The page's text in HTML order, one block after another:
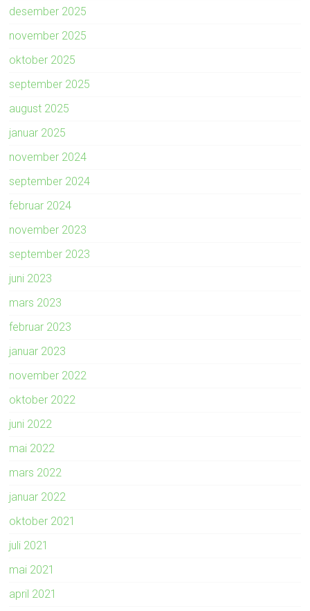
desember 2025
november 2025
oktober 2025
september 2025
august 2025
januar 2025
november 2024
september 2024
februar 2024
november 2023
september 2023
juni 2023
mars 2023
februar 2023
januar 2023
november 2022
oktober 2022
juni 2022
mai 2022
mars 2022
januar 2022
oktober 2021
juli 2021
mai 2021
april 2021